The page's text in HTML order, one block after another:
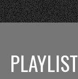
PLAYLIST